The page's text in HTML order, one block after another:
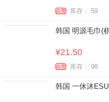
自营 库存： 59
韩国 明源毛巾(
¥21.50
自营 库存： 98
韩国 一休沐